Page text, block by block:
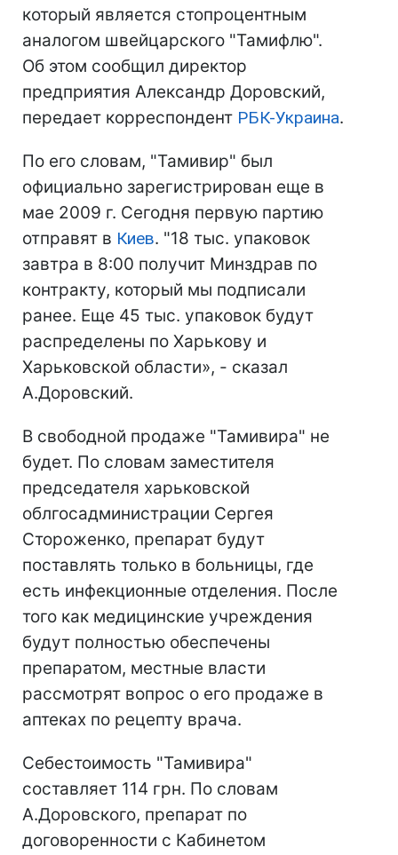
который является стопроцентным
аналогом швейцарского "Тамифлю".
Об этом сообщил директор
предприятия Александр Доровский,
передает корреспондент РБК-Украина.
По его словам, "Тамивир" был
официально зарегистрирован еще в
мае 2009 г. Сегодня первую партию
отправят в Киев. "18 тыс. упаковок
завтра в 8:00 получит Минздрав по
контракту, который мы подписали
ранее. Еще 45 тыс. упаковок будут
распределены по Харькову и
Харьковской области», - сказал
А.Доровский.
В свободной продаже "Тамивира" не
будет. По словам заместителя
председателя харьковской
облгосадминистрации Сергея
Стороженко, препарат будут
поставлять только в больницы, где
есть инфекционные отделения. После
того как медицинские учреждения
будут полностью обеспечены
препаратом, местные власти
рассмотрят вопрос о его продаже в
аптеках по рецепту врача.
Себестоимость "Тамивира"
составляет 114 грн. По словам
А.Доровского, препарат по
договоренности с Кабинетом